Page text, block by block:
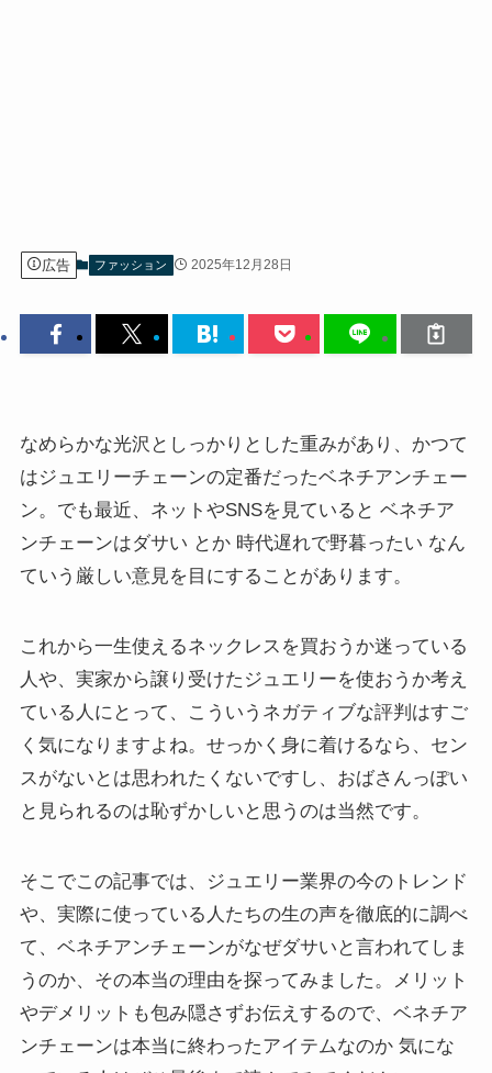
広告 ファッション 2025年12月28日
なめらかな光沢としっかりとした重みがあり、かつて
はジュエリーチェーンの定番だったベネチアンチェー
ン。でも最近、ネットやSNSを見ていると ベネチア
ンチェーンはダサい とか 時代遅れで野暮ったい なん
ていう厳しい意見を目にすることがあります。
これから一生使えるネックレスを買おうか迷っている
人や、実家から譲り受けたジュエリーを使おうか考え
ている人にとって、こういうネガティブな評判はすご
く気になりますよね。せっかく身に着けるなら、セン
スがないとは思われたくないですし、おばさんっぽい
と見られるのは恥ずかしいと思うのは当然です。
そこでこの記事では、ジュエリー業界の今のトレンド
や、実際に使っている人たちの生の声を徹底的に調べ
て、ベネチアンチェーンがなぜダサいと言われてしま
うのか、その本当の理由を探ってみました。メリット
やデメリットも包み隠さずお伝えするので、ベネチア
ンチェーンは本当に終わったアイテムなのか 気にな